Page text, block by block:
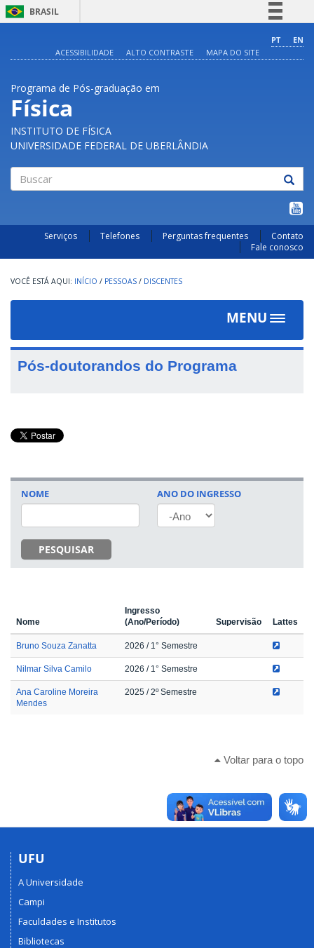
BRASIL
Comunica BR
PT
EN
ACESSIBILIDADE
ALTO CONTRASTE MAPA DO SITE
Programa de Pós-graduação em
Física
INSTITUTO DE FÍSICA
UNIVERSIDADE FEDERAL DE UBERLÂNDIA
Serviços Telefones Perguntas frequentes
Contato
Fale conosco
INÍCIO / PESSOAS / DISCENTES
MENU
Toggle
Pós-doutorandos do Programa
NOME
PESQUISAR
ANO DO INGRESSO
Nome
Ingresso
(Ano/Período)
Supervisão Lattes
Bruno Souza Zanatta 2026 / 1° Semestre
Nilmar Silva Camilo 2026 / 1° Semestre
Ana Caroline Moreira
Mendes
2025 / 2º Semestre
Voltar para o topo
UFU
A Universidade
Campi
Faculdades e Institutos
Bibliotecas